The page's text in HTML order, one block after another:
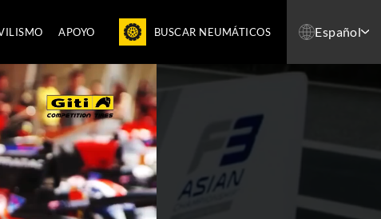
APOYO BUSCAR NEUMÁTICOS Español